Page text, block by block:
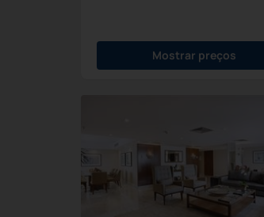
Mostrar preços